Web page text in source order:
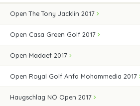
Open The Tony Jacklin 2017
Open Casa Green Golf 2017
Open Madaef 2017
Open Royal Golf Anfa Mohammedia 2017
Haugschlag NÖ Open 2017